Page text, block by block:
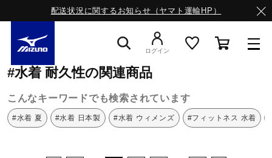
配送状況に関するお知らせ（ヤマト運輸HP）
ライフスタイルウエア
ログイン
ミズノ公式オンライン
#水着 耐久性の関連商品
こんなキーワードでも検索されています
#水着 夏 #水着 日本製 #水着 ウィメンズ #フィットネス 水着